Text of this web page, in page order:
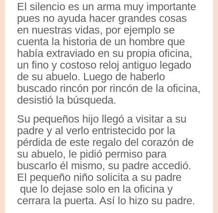
El silencio es un arma muy importante
pues no ayuda hacer grandes cosas
en nuestras vidas, por ejemplo se
cuenta la historia de un hombre que
había extraviado en su propia oficina,
un fino y costoso reloj antiguo legado
de su abuelo. Luego de haberlo
buscado rincón por rincón de la oficina,
desistió la búsqueda.
Su pequeños hijo llegó a visitar a su
padre y al verlo entristecido por la
pérdida de este regalo del corazón de
su abuelo, le pidió permiso para
buscarlo él mismo, su padre accedió.
El pequeño niño solicita a su padre
que lo dejase solo en la oficina y
cerrara la puerta. Así lo hizo su padre.